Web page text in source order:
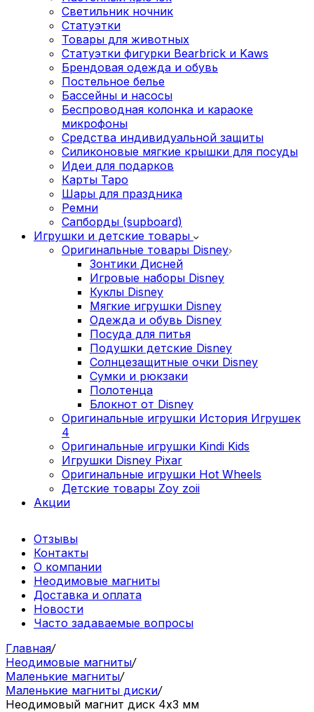
Светильник ночник
Статуэтки
Товары для животных
Статуэтки фигурки Bearbrick и Kaws
Брендовая одежда и обувь
Постельное белье
Бассейны и насосы
Беспроводная колонка и караоке
микрофоны
Средства индивидуальной защиты
Силиконовые мягкие крышки для посуды
Идеи для подарков
Карты Таро
Шары для праздника
Ремни
Сапборды (supboard)
Игрушки и детские товары
Оригинальные товары Disney
Зонтики Дисней
Игровые наборы Disney
Куклы Disney
Мягкие игрушки Disney
Одежда и обувь Disney
Посуда для питья
Подушки детские Disney
Cолнцезащитные очки Disney
Сумки и рюкзаки
Полотенца
Блокнот от Disney
Оригинальные игрушки История Игрушек
4
Оригинальные игрушки Kindi Kids
Игрушки Disney Pixar
Оригинальные игрушки Hot Wheels
Детские товары Zoy zoii
Акции
Отзывы
Контакты
О компании
Неодимовые магниты
Доставка и оплата
Новости
Часто задаваемые вопросы
Главная/
Неодимовые магниты/
Маленькие магниты/
Маленькие магниты диски/
Неодимовый магнит диск 4х3 мм